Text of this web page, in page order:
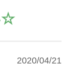
☆
2020/04/21